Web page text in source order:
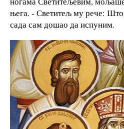
њега. - Светитељ му рече: Што
сада сам дошао да испуним.